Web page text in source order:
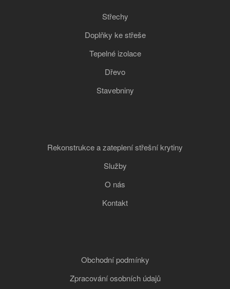
Střechy
Doplňky ke střeše
Tepelné izolace
Dřevo
Stavebniny
Rekonstrukce a zateplení střešní krytiny
Služby
O nás
Kontakt
Obchodní podmínky
Zpracování osobních údajů